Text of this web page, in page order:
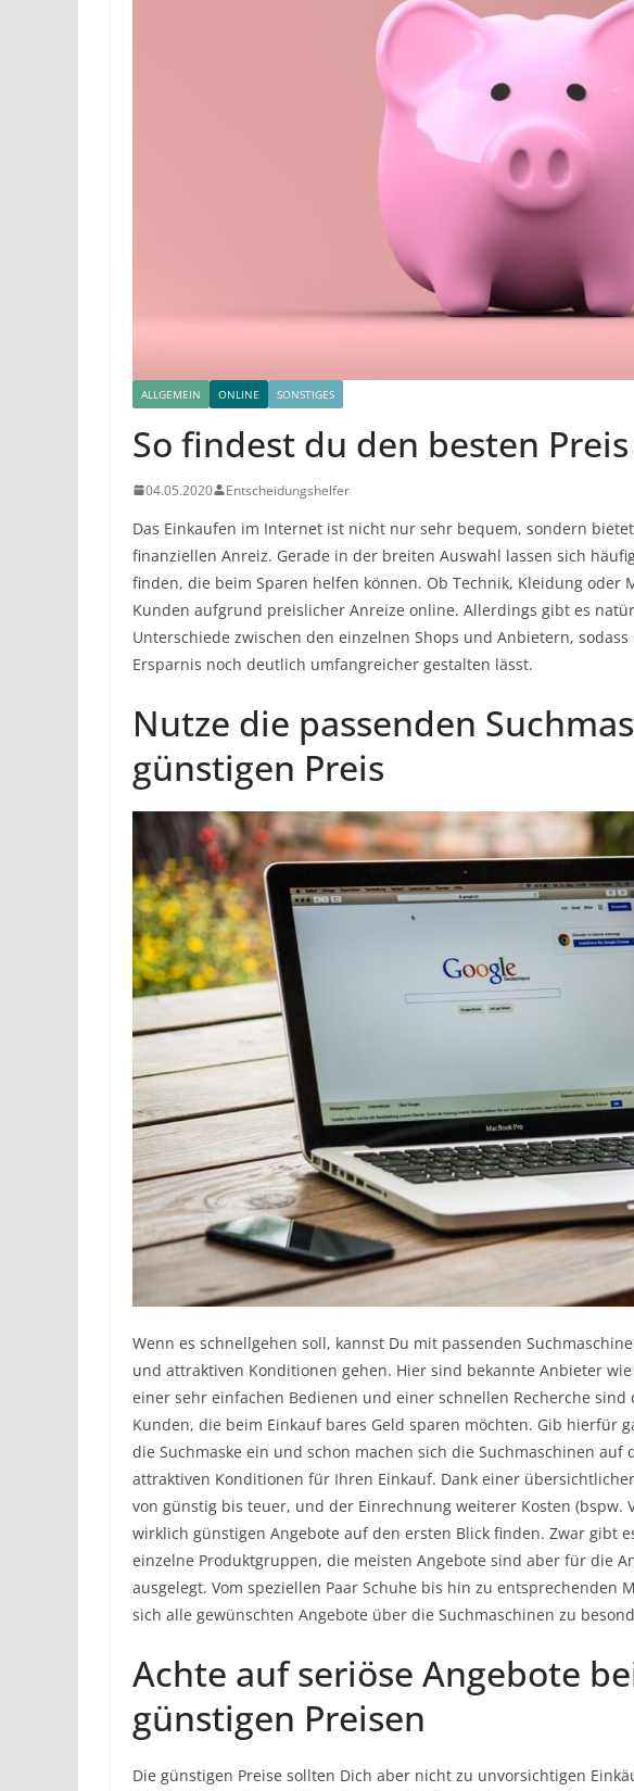
ALLGEMEIN ONLINE SONSTIGES
So findest du den besten
04.05.2020 Entscheidungshelfer
Das Einkaufen im Internet ist nicht nur sehr bequem, sondern
finanziellen Anreiz. Gerade in der breiten Auswahl lassen sich
finden, die beim Sparen helfen können. Ob Technik, Kleidung oder
Kunden aufgrund preislicher Anreize online. Allerdings gibt es
Unterschiede zwischen den einzelnen Shops und Anbietern,
Ersparnis noch deutlich umfangreicher gestalten lässt.
Nutze die passenden
günstigen Preis
Wenn es schnellgehen soll, kannst Du mit passenden
und attraktiven Konditionen gehen. Hier sind bekannte Anbieter
einer sehr einfachen Bedienen und einer schnellen Recherche
Kunden, die beim Einkauf bares Geld sparen möchten. Gib hierfür
die Suchmaske ein und schon machen sich die Suchmaschinen auf
attraktiven Konditionen für Ihren Einkauf. Dank einer
von günstig bis teuer, und der Einrechnung weiterer Kosten (bspw.
wirklich günstigen Angebote auf den ersten Blick finden. Zwar gibt
einzelne Produktgruppen, die meisten Angebote sind aber für die
ausgelegt. Vom speziellen Paar Schuhe bis hin zu entsprechenden
sich alle gewünschten Angebote über die Suchmaschinen zu
Achte auf seriöse Angebote
günstigen Preisen
Die günstigen Preise sollten Dich aber nicht zu unvorsichtigen